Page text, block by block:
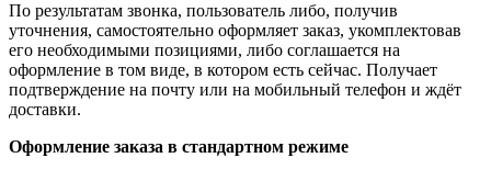
По результатам звонка, пользователь либо, получив
уточнения, самостоятельно оформляет заказ, укомплектовав
его необходимыми позициями, либо соглашается на
оформление в том виде, в котором есть сейчас. Получает
подтверждение на почту или на мобильный телефон и ждёт
доставки.
Оформление заказа в стандартном режиме